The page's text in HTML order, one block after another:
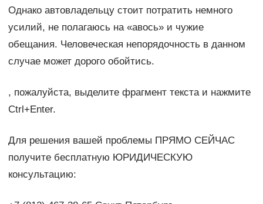
Однако автовладельцу стоит потратить немного
усилий, не полагаюсь на «авось» и чужие
обещания. Человеческая непорядочность в данном
случае может дорого обойтись.
, пожалуйста, выделите фрагмент текста и нажмите
Ctrl+Enter.
Для решения вашей проблемы ПРЯМО СЕЙЧАС
получите бесплатную ЮРИДИЧЕСКУЮ
консультацию: